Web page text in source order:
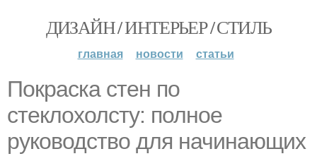
ДИЗАЙН / ИНТЕРЬЕР / СТИЛЬ
главная новости статьи
Покраска стен по
стеклохолсту: полное
руководство для начинающих